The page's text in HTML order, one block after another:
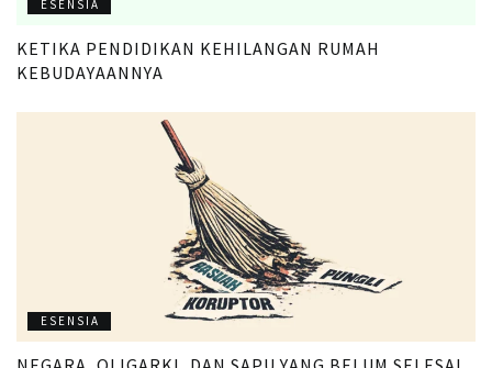
ESENSIA
KETIKA PENDIDIKAN KEHILANGAN RUMAH
KEBUDAYAANNYA
ESENSIA